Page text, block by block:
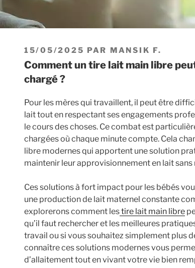
PUBLIÉ
LE
15/05/2025 PAR MANSIK F.
Comment un tire lait main libre peut simplifier votre emploi du temps
chargé ?
Pour les mères qui travaillent, il peut être
lait tout en respectant ses engagements
le cours des choses. Ce combat est
chargées où chaque minute compte. Cela
libre modernes qui apportent une solution
maintenir leur approvisionnement en lait
Ces solutions à fort impact pour les bébés
une production de lait maternel constante
explorerons comment lestire lait main libre
qu’il faut rechercher et les meilleures
travail ou si vous souhaitez simplement plus
connaître ces solutions modernes vous
d’allaitement tout en vivant votre vie bien